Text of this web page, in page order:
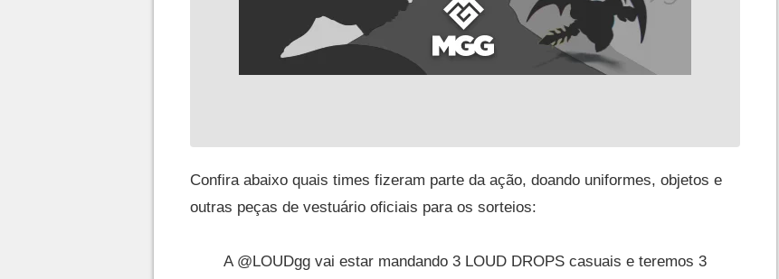
Confira abaixo quais times fizeram parte da ação, doando uniformes, objetos e
outras peças de vestuário oficiais para os sorteios:
A @LOUDgg vai estar mandando 3 LOUD DROPS casuais e teremos 3